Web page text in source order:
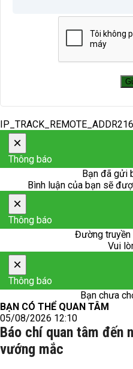
×
Thông báo
Bạn đã gửi
Bình luận của bạn sẽ
×
Thông báo
Đường truyền
Vui
×
Thông báo
Bạn chưa
BẠN CÓ THỂ QUAN TÂM
05/08/2026 12:10
Báo chí quan tâm đến
vướng mắc